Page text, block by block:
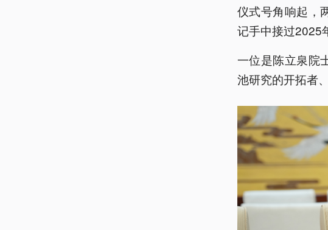
仪式号角响起，
记手中接过2025
一位是陈立泉院
池研究的开拓者